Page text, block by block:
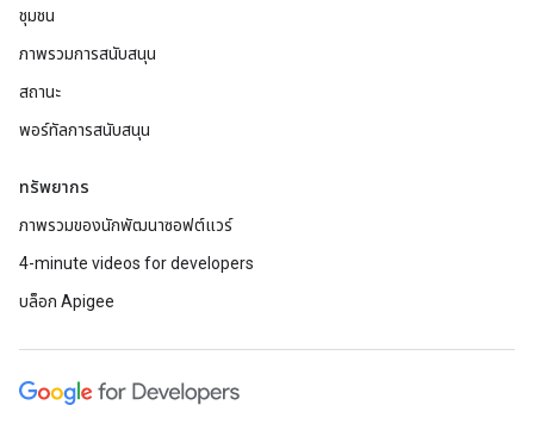
ชุมชน
ภาพรวมการสนับสนุน
สถานะ
พอร์ทัลการสนับสนุน
ทรัพยากร
ภาพรวมของนักพัฒนาซอฟต์แวร์
4-minute videos for developers
บล็อก Apigee